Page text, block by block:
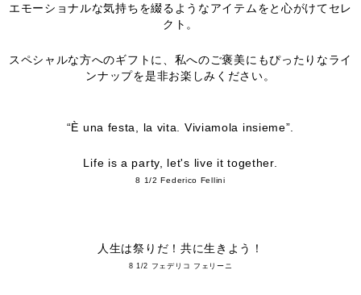
エモーショナルな気持ちを綴るようなアイテムをと心がけてセレ
クト。
スペシャルな方へのギフトに、私へのご褒美にもぴったりなライ
ンナップを是非お楽しみください。
“È una festa, la vita. Viviamola insieme”.
Life is a party, let's live it together.
8 1/2 Federico Fellini
人生は祭りだ！共に生きよう！
8 1/2 フェデリコ フェリーニ